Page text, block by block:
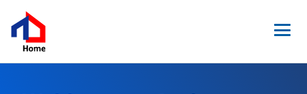
Inhalt
springen